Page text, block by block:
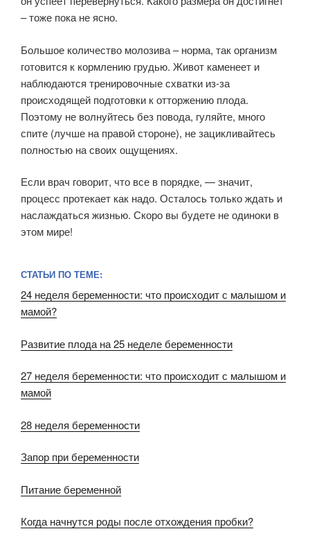
– тоже пока не ясно.
Большое количество молозива – норма, так организм
готовится к кормлению грудью. Живот каменеет и
наблюдаются тренировочные схватки из-за
происходящей подготовки к отторжению плода.
Поэтому не волнуйтесь без повода, гуляйте, много
спите (лучше на правой стороне), не зацикливайтесь
полностью на своих ощущениях.
Если врач говорит, что все в порядке, — значит,
процесс протекает как надо. Осталось только ждать и
наслаждаться жизнью. Скоро вы будете не одиноки в
этом мире!
СТАТЬИ ПО ТЕМЕ:
24 неделя беременности: что происходит с малышом и
мамой?
Развитие плода на 25 неделе беременности
27 неделя беременности: что происходит с малышом и
мамой
28 неделя беременности
Запор при беременности
Питание беременной
Когда начнутся роды после отхождения пробки?